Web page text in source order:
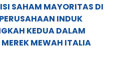
SAHAM MAYORITAS DI
INDUK
KEDUA DALAM
MEWAH ITALIA